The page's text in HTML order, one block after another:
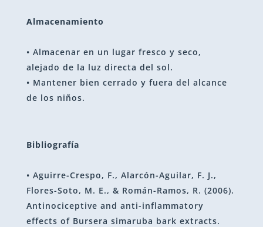
Almacenamiento
• Almacenar en un lugar fresco y seco,
alejado de la luz directa del sol.
• Mantener bien cerrado y fuera del alcance
de los niños.
Bibliografía
• Aguirre-Crespo, F., Alarcón-Aguilar, F. J.,
Flores-Soto, M. E., & Román-Ramos, R. (2006).
Antinociceptive and anti-inflammatory
effects of Bursera simaruba bark extracts.